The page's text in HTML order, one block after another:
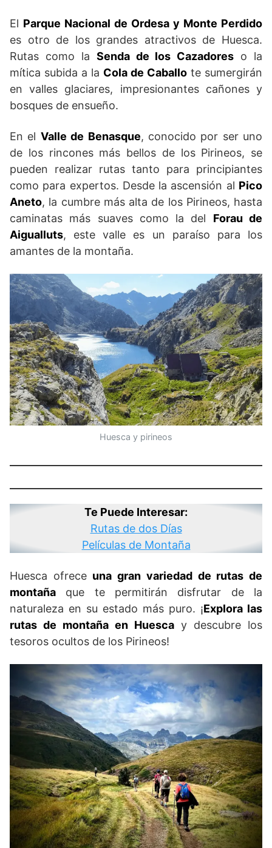
El Parque Nacional de Ordesa y Monte Perdido
es otro de los grandes atractivos de Huesca.
Rutas como la Senda de los Cazadores o la
mítica subida a la Cola de Caballo te sumergirán
en valles glaciares, impresionantes cañones y
bosques de ensueño.
En el Valle de Benasque, conocido por ser uno
de los rincones más bellos de los Pirineos, se
pueden realizar rutas tanto para principiantes
como para expertos. Desde la ascensión al Pico
Aneto, la cumbre más alta de los Pirineos, hasta
caminatas más suaves como la del Forau de
Aigualluts, este valle es un paraíso para los
amantes de la montaña.
Huesca y pirineos
Te Puede Interesar:
Rutas de dos Días
Películas de Montaña
Huesca ofrece una gran variedad de rutas de
montaña que te permitirán disfrutar de la
naturaleza en su estado más puro. ¡Explora las
rutas de montaña en Huesca y descubre los
tesoros ocultos de los Pirineos!